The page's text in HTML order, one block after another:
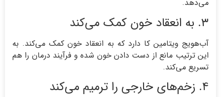
می‌دهد.
۳. به انعقاد خون کمک می‌کند
آب‌هویج ویتامین کا دارد که به انعقاد خون کمک می‌کند. به
این ترتیب مانع از دست دادن خون شده و فرآیند درمان را هم
تسریع می‌کند.
۴. زخم‌های خارجی را ترمیم می‌کند